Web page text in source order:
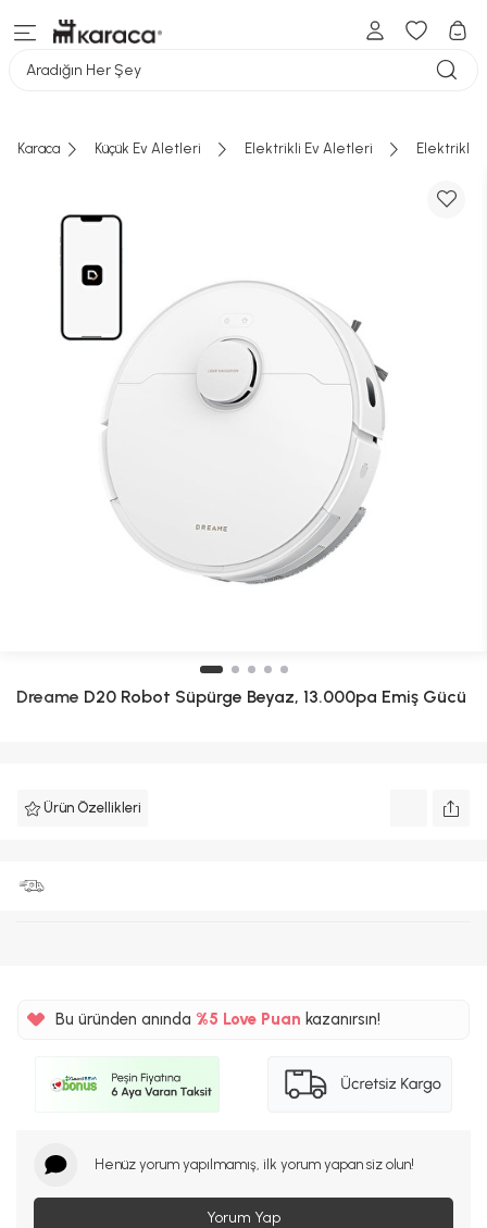
Aradığın Her Şey
Karaca Küçük Ev Aletleri Elektrikli Ev Aletleri Elektrikli
Dreame D20 Robot Süpürge Beyaz, 13.000pa Emiş Gücü
Ürün Özellikleri
Bu üründen anında %5
%5
Love Puan kazanırsın!
Henüz yorum yapılmamış, ilk yorum yapan siz olun!
Yorum Yap